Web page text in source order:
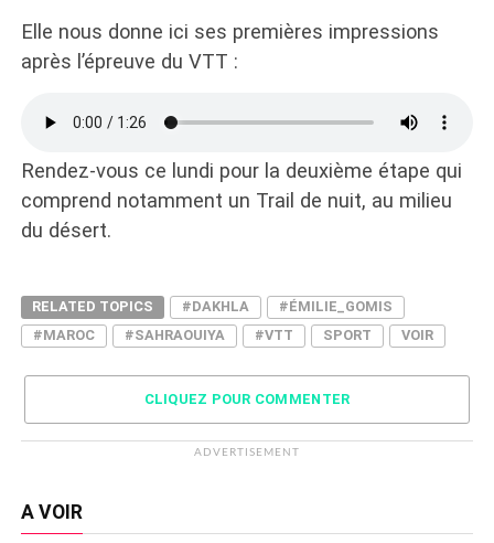
Elle nous donne ici ses premières impressions
après l’épreuve du VTT :
Rendez-vous ce lundi pour la deuxième étape qui
comprend notamment un Trail de nuit, au milieu
du désert.
RELATED TOPICS #DAKHLA
#ÉMILIE_GOMIS
#MAROC
#SAHRAOUIYA #VTT SPORT VOIR
CLIQUEZ POUR COMMENTER
ADVERTISEMENT
A VOIR